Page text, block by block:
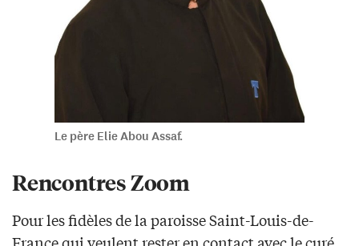
Le père Elie Abou Assaf.
Rencontres Zoom
Pour les fidèles de la paroisse Saint-Louis-de-
France qui veulent rester en contact avec le curé,